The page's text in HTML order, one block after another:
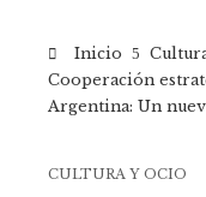
Inicio
Cooperación
Argentina: Un
CULTURA Y OCIO